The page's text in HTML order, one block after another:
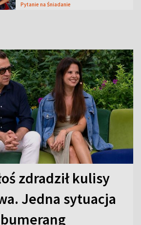
Pytanie na Śniadanie
zdradził kulisy
Jedna sytuacja